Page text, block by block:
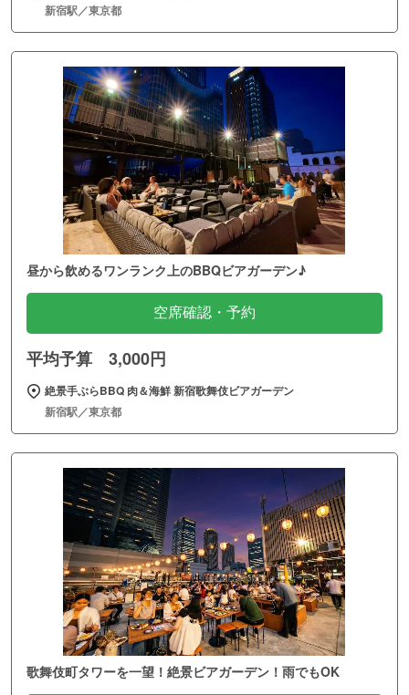
新宿駅／東京都
昼から飲めるワンランク上のBBQビアガーデン♪
空席確認・予約
平均予算 3,000円
絶景手ぶらBBQ 肉＆海鮮 新宿歌舞伎ビアガーデン
新宿駅／東京都
歌舞伎町タワーを一望！絶景ビアガーデン！雨でもOK